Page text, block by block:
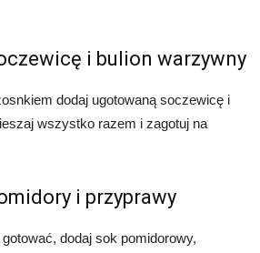
i bulion warzywny
dodaj ugotowaną soczewicę i
wszystko razem i zagotuj na
i przyprawy
dodaj sok pomidorowy,